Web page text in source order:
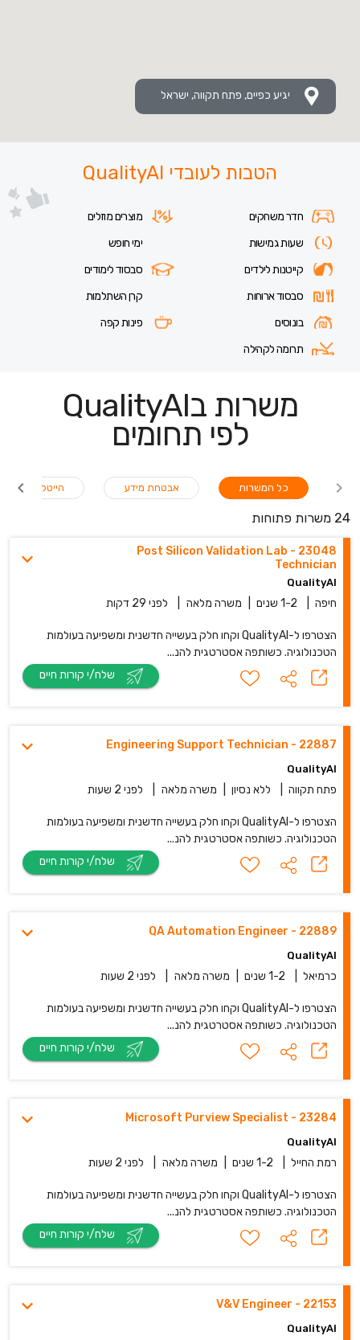
יגיע כפיים, פתח תקווה, ישראל
הטבות לעובדי QualityAI
חדר משחקים
מוצרים מוזלים
שעות גמישות
ימי חופש
קייטנות לילדים
סבסוד לימודים
סבסוד ארוחות
קרן השתלמות
בונוסים
פינות קפה
תרומה לקהילה
משרות בQualityAI
לפי תחומים
הייטק-QA אבטחת מידע כל המשרות
24 משרות פתוחות
23048 - Post Silicon Validation Lab
Technician
QualityAI
חיפה 1-2 שנים משרה מלאה לפני 29 דקות
הצטרפו ל-QualityAI וקחו חלק בעשייה חדשנית ומשפיעה בעולמות
הטכנולוגיה. כשותפה אסטרטגית להנ...
22887 - Engineering Support Technician
QualityAI
פתח תקווה ללא נסיון משרה מלאה לפני 2 שעות
הצטרפו ל-QualityAI וקחו חלק בעשייה חדשנית ומשפיעה בעולמות
הטכנולוגיה. כשותפה אסטרטגית להנ...
22889 - QA Automation Engineer
QualityAI
כרמיאל 1-2 שנים משרה מלאה לפני 2 שעות
הצטרפו ל-QualityAI וקחו חלק בעשייה חדשנית ומשפיעה בעולמות
הטכנולוגיה. כשותפה אסטרטגית להנ...
23284 - Microsoft Purview Specialist
QualityAI
רמת החייל 1-2 שנים משרה מלאה לפני 2 שעות
הצטרפו ל-QualityAI וקחו חלק בעשייה חדשנית ומשפיעה בעולמות
הטכנולוגיה. כשותפה אסטרטגית להנ...
22153 - V&V Engineer
QualityAI